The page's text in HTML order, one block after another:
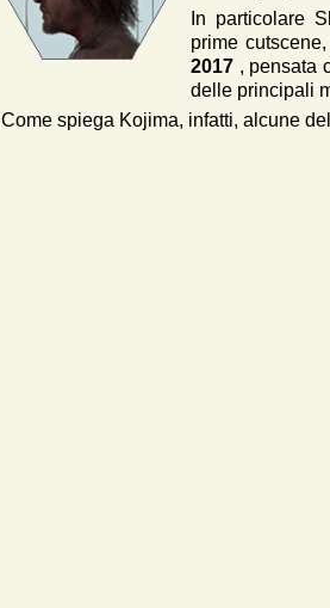
In particolare
prime
2017 , pensata
delle principali
Come spiega Kojima, infatti, alcune